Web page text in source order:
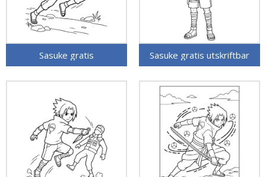
Sasuke gratis Sasuke gratis utskriftbar